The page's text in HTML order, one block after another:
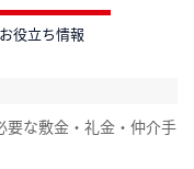
役立ち情報
な敷金・礼金・仲介手